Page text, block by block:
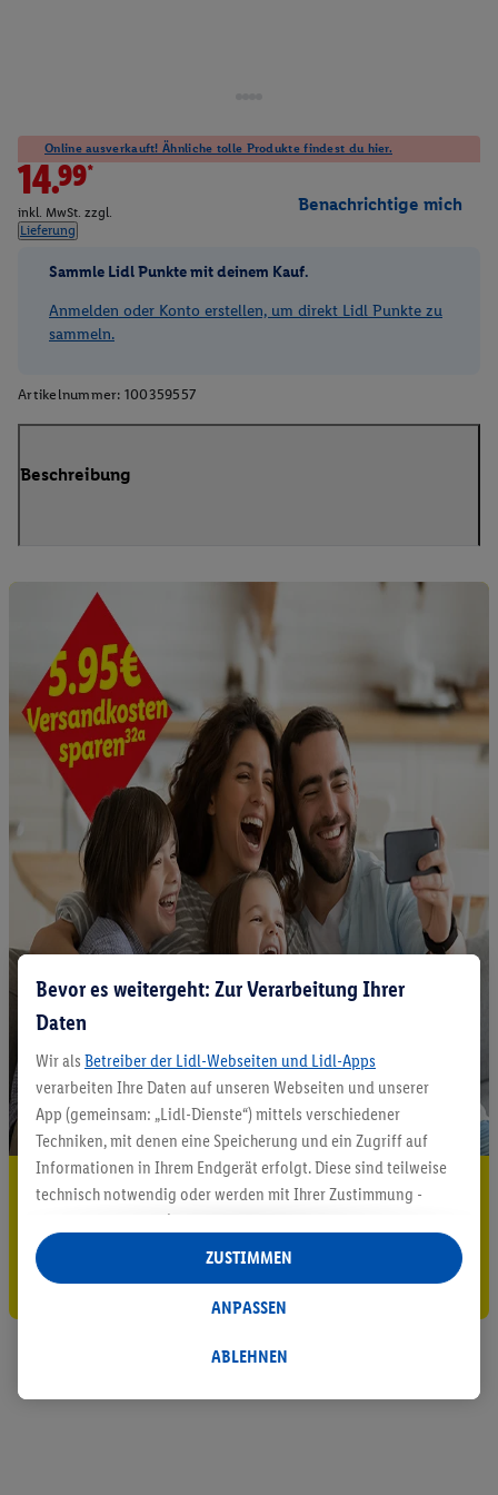
Online ausverkauft! Ähnliche tolle Produkte findest du hier.
14.99*
inkl. MwSt. zzgl.
Lieferung
Benachrichtige mich
Sammle Lidl Punkte mit deinem Kauf.
Anmelden oder Konto erstellen, um direkt Lidl Punkte zu
sammeln.
Artikelnummer: 100359557
Beschreibung
5.95 € Versand sparen³²ᵃ
Gutschein sichern!
Bevor es weitergeht: Zur Verarbeitung Ihrer
Daten
Wir als Betreiber der Lidl-Webseiten und Lidl-Apps
verarbeiten Ihre Daten auf unseren Webseiten und unserer
App (gemeinsam: „Lidl-Dienste“) mittels verschiedener
Techniken, mit denen eine Speicherung und ein Zugriff auf
Informationen in Ihrem Endgerät erfolgt. Diese sind teilweise
technisch notwendig oder werden mit Ihrer Zustimmung -
auch durch Partner (u.a.
Verantwortliche; im Zusammenhang mit dem IAB TCF
insgesamt
Statistik-Erstellung oder für personalisierte Werbung
Datenverarbeitungen für personalisierte Werbung werden
ABLEHNEN
ANPASSEN
ZUSTIMMEN